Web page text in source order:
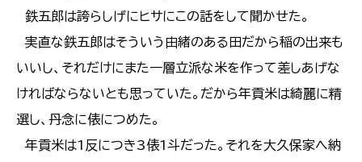
鉄五郎は誇らしげにヒサにこの話をして聞かせた。
実直な鉄五郎はそういう由緒のある田だから稲の出来も
いいし、それだけにまた一層立派な米を作って差しあげな
ければならないとも思っていた。だから年貢米は綺麗に精
選し、丹念に俵につめた。
年貢米は1反につき3俵1斗だった。それを大久保家へ納